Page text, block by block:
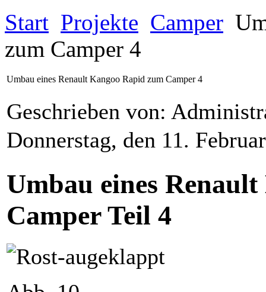
Start Projekte Camper
zum Camper 4
Umbau eines Renault Kangoo Rapid zum Camper 4
Geschrieben von:
Donnerstag, den 11.
Umbau eines
Camper Teil 4